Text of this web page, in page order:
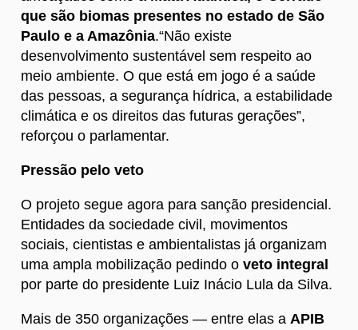
que são biomas presentes no estado de São
Paulo e a Amazônia.“Não existe
desenvolvimento sustentável sem respeito ao
meio ambiente. O que está em jogo é a saúde
das pessoas, a segurança hídrica, a estabilidade
climática e os direitos das futuras gerações”,
reforçou o parlamentar.
Pressão pelo veto
O projeto segue agora para sanção presidencial.
Entidades da sociedade civil, movimentos
sociais, cientistas e ambientalistas já organizam
uma ampla mobilização pedindo o veto integral
por parte do presidente Luiz Inácio Lula da Silva.
Mais de 350 organizações — entre elas a APIB